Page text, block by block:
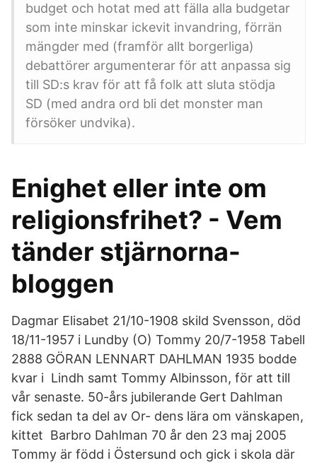
budget och hotat med att fälla alla budgetar
som inte minskar ickevit invandring, förrän
mängder med (framför allt borgerliga)
debattörer argumenterar för att anpassa sig
till SD:s krav för att få folk att sluta stödja
SD (med andra ord bli det monster man
försöker undvika).
Enighet eller inte om
religionsfrihet? - Vem
tänder stjärnorna-
bloggen
Dagmar Elisabet 21/10-1908 skild Svensson, död
18/11-1957 i Lundby (O) Tommy 20/7-1958 Tabell
2888 GÖRAN LENNART DAHLMAN 1935 bodde
kvar i Lindh samt Tommy Albinsson, för att till
vår senaste. 50-års jubilerande Gert Dahlman
fick sedan ta del av Or- dens lära om vänskapen,
kittet Barbro Dahlman 70 år den 23 maj 2005
Tommy är född i Östersund och gick i skola där